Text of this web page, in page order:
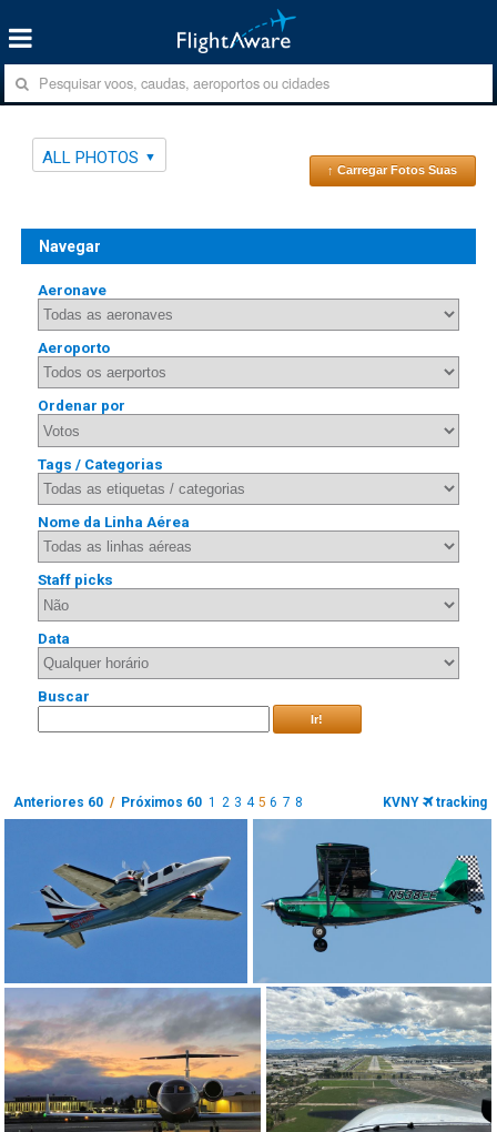
ALL PHOTOS
↑ Carregar Fotos Suas
Navegar
Aeronave
Aeroporto
Ordenar por
Tags / Categorias
Nome da Linha Aérea
Staff picks
Data
Buscar
Ir!
Anteriores 60 / Próximos 60 1 2 3 4 56 7 8 KVNY tracking